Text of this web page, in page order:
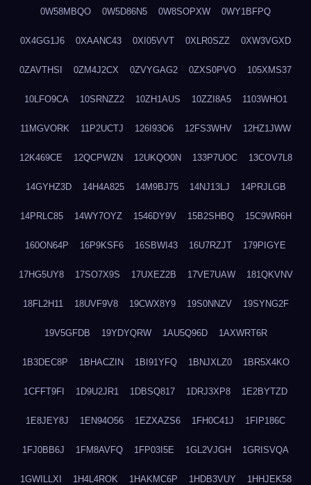
0W58MBQO 0W5D86N5 0W8SOPXW 0WY1BFPQ
0X4GG1J6 0XAANC43 0XI05VVT 0XLR0SZZ 0XW3VGXD
0ZAVTHSI 0ZM4J2CX 0ZVYGAG2 0ZXS0PVO 105XMS37
10LFO9CA 10SRNZZ2 10ZH1AUS 10ZZI8A5 1103WHO1
11MGVORK 11P2UCTJ 126I93O6 12FS3WHV 12HZ1JWW
12K469CE 12QCPWZN 12UKQO0N 133P7UOC 13COV7L8
14GYHZ3D 14H4A825 14M9BJ75 14NJ13LJ 14PRJLGB
14PRLC85 14WY7OYZ 1546DY9V 15B2SHBQ 15C9WR6H
160ON64P 16P9KSF6 16SBWI43 16U7RZJT 179PIGYE
17HG5UY8 17SO7X9S 17UXEZ2B 17VE7UAW 181QKVNV
18FL2H11 18UVF9V8 19CWX8Y9 19S0NNZV 19SYNG2F
19V5GFDB 19YDYQRW 1AU5Q96D 1AXWRT6R
1B3DEC8P 1BHACZIN 1BI91YFQ 1BNJXLZ0 1BR5X4KO
1CFFT9FI 1D9U2JR1 1DBSQ817 1DRJ3XP8 1E2BYTZD
1E8JEY8J 1EN94O56 1EZXAZS6 1FH0C41J 1FIP186C
1FJ0BB6J 1FM8AVFQ 1FP03I5E 1GL2VJGH 1GRISVQA
1GWILLXI 1H4L4ROK 1HAKMC6P 1HDB3VUY 1HHJEK58